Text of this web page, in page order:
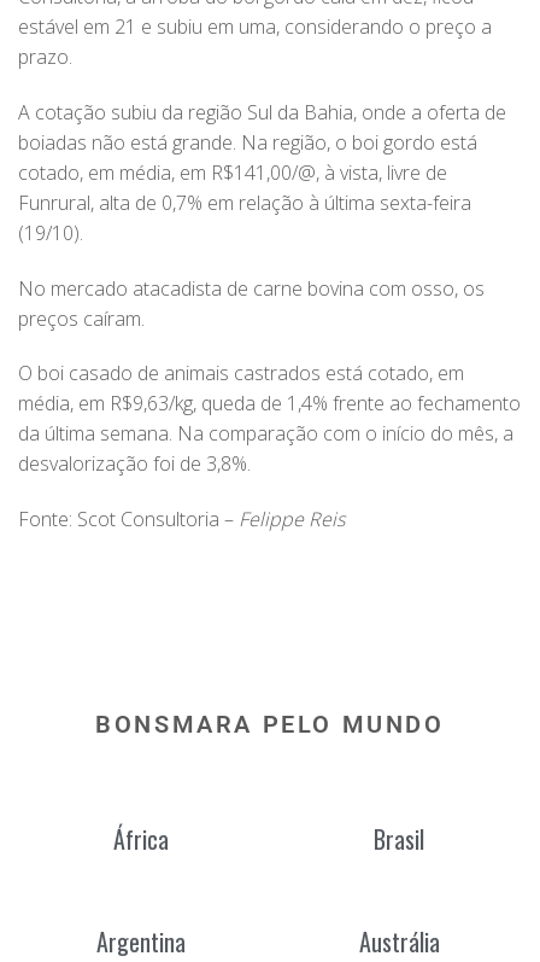
estável em 21 e subiu em uma, considerando o preço a
prazo.
A cotação subiu da região Sul da Bahia, onde a oferta de
boiadas não está grande. Na região, o boi gordo está
cotado, em média, em R$141,00/@, à vista, livre de
Funrural, alta de 0,7% em relação à última sexta-feira
(19/10).
No mercado atacadista de carne bovina com osso, os
preços caíram.
O boi casado de animais castrados está cotado, em
média, em R$9,63/kg, queda de 1,4% frente ao fechamento
da última semana. Na comparação com o início do mês, a
desvalorização foi de 3,8%.
Fonte: Scot Consultoria – ​​ Felippe Reis
BONSMARA PELO MUNDO
África Brasil
Argentina Austrália